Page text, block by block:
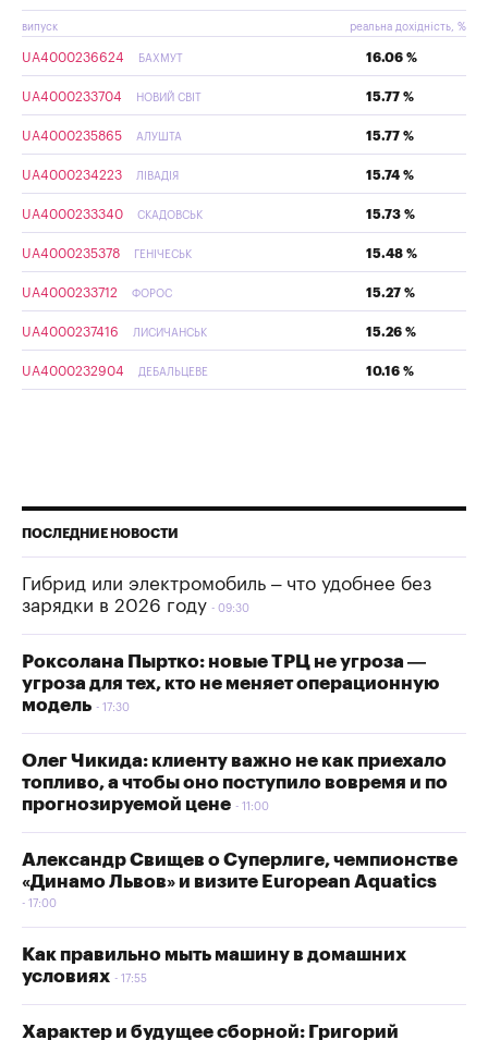
випуск реальна дохідність, %
UA4000236624 БАХМУТ 16.06 %
UA4000233704 НОВИЙ СВІТ 15.77 %
UA4000235865 АЛУШТА 15.77 %
UA4000234223 ЛІВАДІЯ 15.74 %
UA4000233340 СКАДОВСЬК 15.73 %
UA4000235378 ГЕНІЧЕСЬК 15.48 %
UA4000233712 ФОРОС 15.27 %
UA4000237416 ЛИСИЧАНСЬК 15.26 %
UA4000232904 ДЕБАЛЬЦЕВЕ 10.16 %
ПОСЛЕДНИЕ НОВОСТИ
Гибрид или электромобиль – что удобнее без
зарядки в 2026 году
09:30
Роксолана Пыртко: новые ТРЦ не угроза —
угроза для тех, кто не меняет операционную
модель
17:30
Олег Чикида: клиенту важно не как приехало
топливо, а чтобы оно поступило вовремя и по
прогнозируемой цене
11:00
Александр Свищев о Суперлиге, чемпионстве
«Динамо Львов» и визите European Aquatics
17:00
Как правильно мыть машину в домашних
условиях
17:55
Характер и будущее сборной: Григорий